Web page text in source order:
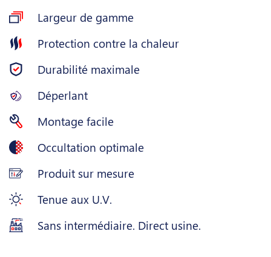
Largeur de gamme
Protection contre la chaleur
Durabilité maximale
Déperlant
Montage facile
Occultation optimale
Produit sur mesure
Tenue aux U.V.
Sans intermédiaire. Direct usine.